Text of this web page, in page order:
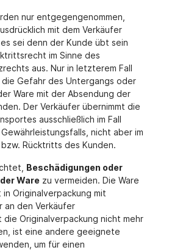
nur entgegengenommen,
mit dem Verkäufer
sei denn der Kunde übt sein
im Sinne des
aus. Nur in letzterem Fall
Gefahr des Untergangs oder
Ware mit der Absendung der
Der Verkäufer übernimmt die
ausschließlich im Fall
nicht aber im
Rücktritts des Kunden.
Beschädigungen oder
Ware zu vermeiden. Die Ware
Originalverpackung mit
an den Verkäufer
die Originalverpackung nicht mehr
ist eine andere geeignete
um für einen